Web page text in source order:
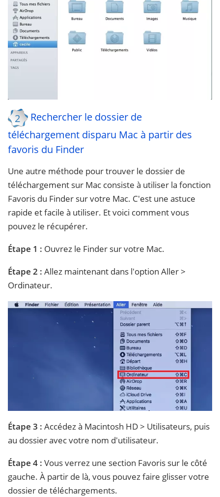
2
Rechercher le dossier de
téléchargement disparu Mac à partir des
favoris du Finder
Une autre méthode pour trouver le dossier de
téléchargement sur Mac consiste à utiliser la fonction
Favoris du Finder sur votre Mac. C'est une astuce
rapide et facile à utiliser. Et voici comment vous
pouvez le récupérer.
Étape 1 : Ouvrez le Finder sur votre Mac.
Étape 2 : Allez maintenant dans l'option Aller >
Ordinateur.
Étape 3 : Accédez à Macintosh HD > Utilisateurs, puis
au dossier avec votre nom d'utilisateur.
Étape 4 : Vous verrez une section Favoris sur le côté
gauche. À partir de là, vous pouvez faire glisser votre
dossier de téléchargements.